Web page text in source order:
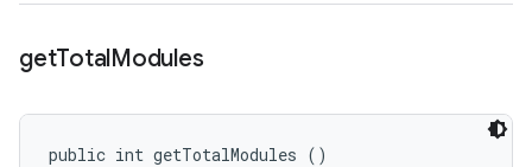
getTotalModules
public int getTotalModules ()